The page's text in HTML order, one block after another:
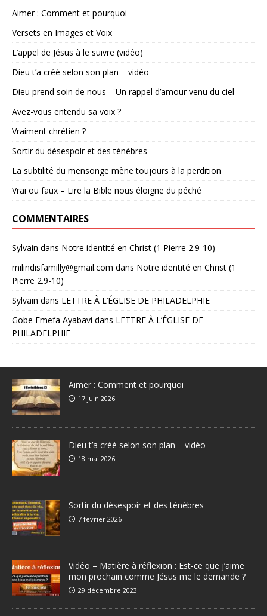
Aimer : Comment et pourquoi
Versets en Images et Voix
L’appel de Jésus à le suivre (vidéo)
Dieu t’a créé selon son plan – vidéo
Dieu prend soin de nous – Un rappel d’amour venu du ciel
Avez-vous entendu sa voix ?
Vraiment chrétien ?
Sortir du désespoir et des ténèbres
La subtilité du mensonge mène toujours à la perdition
Vrai ou faux – Lire la Bible nous éloigne du péché
COMMENTAIRES
Sylvain dans Notre identité en Christ (1 Pierre 2.9-10)
milindisfamilly@gmail.com dans Notre identité en Christ (1
Pierre 2.9-10)
Sylvain dans LETTRE À L’ÉGLISE DE PHILADELPHIE
Gobe Emefa Ayabavi dans LETTRE À L’ÉGLISE DE
PHILADELPHIE
Aimer : Comment et pourquoi
17 juin 2026
Dieu t’a créé selon son plan – vidéo
18 mai 2026
Sortir du désespoir et des ténèbres
7 février 2026
Vidéo – Matière à réflexion : Est-ce que j’aime
mon prochain comme Jésus me le demande ?
29 décembre 2023